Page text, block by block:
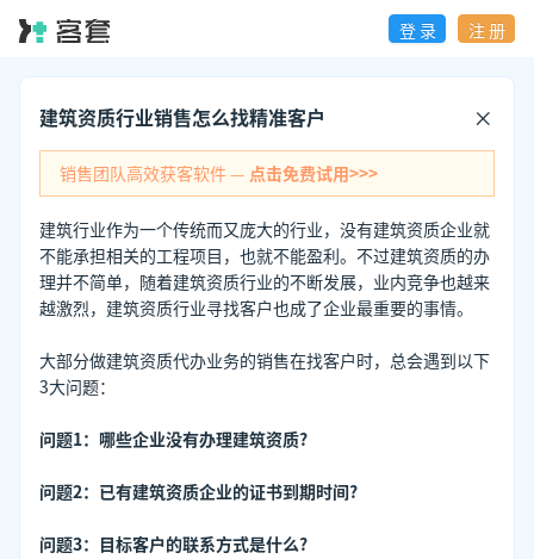
登 录 注 册
建筑资质行业销售怎么找精准客户
销售团队高效获客软件 — 点击免费试用>>>
建筑行业作为一个传统而又庞大的行业，没有建筑资质企业就
不能承担相关的工程项目，也就不能盈利。不过建筑资质的办
理并不简单，随着建筑资质行业的不断发展，业内竞争也越来
越激烈，建筑资质行业寻找客户也成了企业最重要的事情。
大部分做建筑资质代办业务的销售在找客户时，总会遇到以下
3大问题：
问题1：哪些企业没有办理建筑资质?
问题2：已有建筑资质企业的证书到期时间?
问题3：目标客户的联系方式是什么?